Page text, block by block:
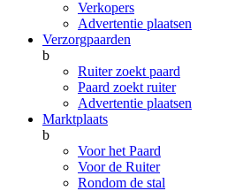
Verkopers
Advertentie plaatsen
Verzorgpaarden
b
Ruiter zoekt paard
Paard zoekt ruiter
Advertentie plaatsen
Marktplaats
b
Voor het Paard
Voor de Ruiter
Rondom de stal